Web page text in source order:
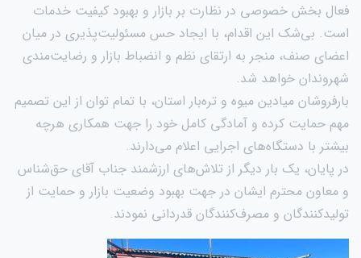
فعال بخش خصوصی در نظارت بر بازار و بهبود کیفیت خدمات
است. بی‌شک این اقدام، با ایجاد حس مسئولیت‌پذیری در میان
اعضای صنف، منجر به ارتقای نظم و انضباط بازار و رضایت‌مندی
شهروندان خواهد شد.
بارفروشان میادین میوه و تره‌بار استان، با تمام توان از این تصمیم
مهم حمایت کرده و آمادگی کامل خود را جهت همکاری هرچه
بیشتر با دستگاه‌های اجرایی اعلام می‌دارند.
در پایان، یک بار دیگر از تلاش‌های ارزشمند جناب آقای حق‌شناس
و معاون محترم ایشان در جهت بهبود وضعیت بازار و حمایت از
تولیدکنندگان و مصرف‌کنندگان قدردانی نمودند.